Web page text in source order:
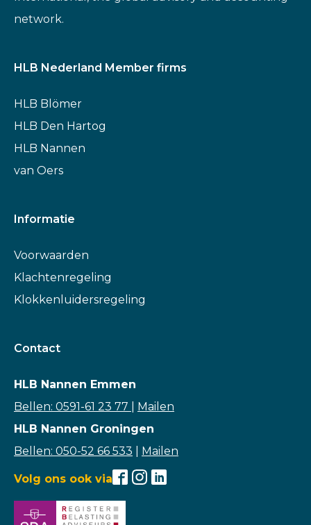
network.
HLB Nederland Member firms
HLB Blömer
HLB Den Hartog
HLB Nannen
van Oers
Informatie
Voorwaarden
Klachtenregeling
Klokkenluidersregeling
Contact
HLB Nannen Emmen
Bellen: 0591-61 23 77
Mailen
HLB Nannen Groningen
Bellen: 050-52 66 533
Mailen
Volg ons ook via